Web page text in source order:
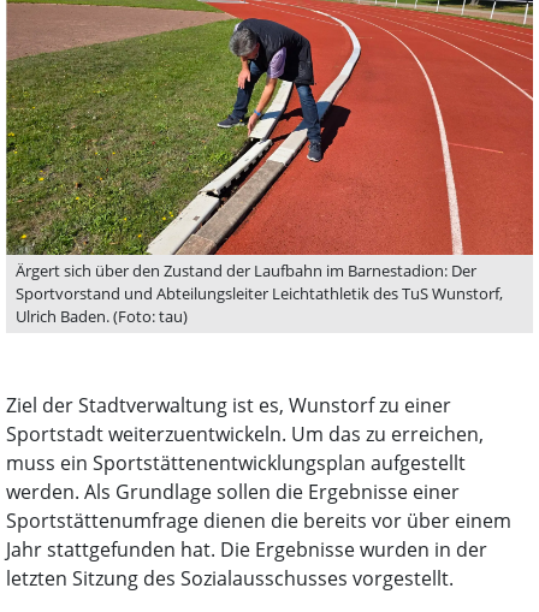
Ärgert sich über den Zustand der Laufbahn im Barnestadion: Der
Sportvorstand und Abteilungsleiter Leichtathletik des TuS Wunstorf,
Ulrich Baden. (Foto: tau)
Ziel der Stadtverwaltung ist es, Wunstorf zu einer
Sportstadt weiterzuentwickeln. Um das zu erreichen,
muss ein Sportstättenentwicklungsplan aufgestellt
werden. Als Grundlage sollen die Ergebnisse einer
Sportstättenumfrage dienen die bereits vor über einem
Jahr stattgefunden hat. Die Ergebnisse wurden in der
letzten Sitzung des Sozialausschusses vorgestellt.